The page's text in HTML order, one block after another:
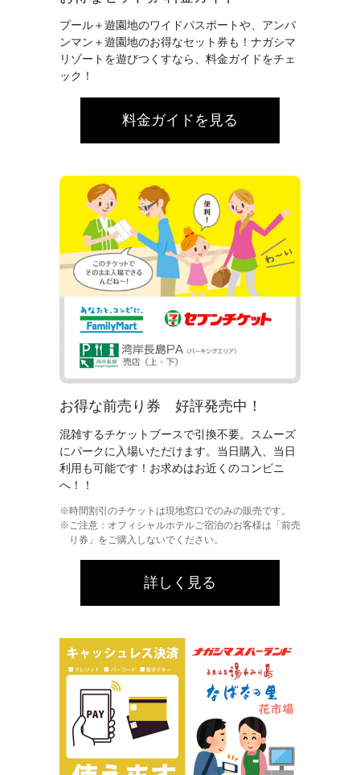
プール＋遊園地のワイドパスポートや、アンパ
ンマン＋遊園地のお得なセット券も！ナガシマ
リゾートを遊びつくすなら、料金ガイドをチェ
ック！
料金ガイドを見る
お得な前売り券 好評発売中！
混雑するチケットブースで引換不要。スムーズ
にパークに入場いただけます。当日購入、当日
利用も可能です！お求めはお近くのコンビニ
へ！！
時間割引のチケットは現地窓口でのみの販売です。
ご注意：オフィシャルホテルご宿泊のお客様は「前売
り券」をご購入しないでください。
詳しく見る